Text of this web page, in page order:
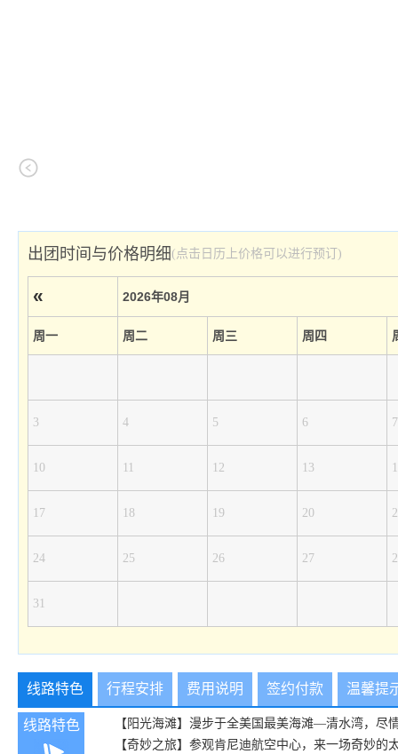
出团时间与价格明细(点击日历上价格可以进行预订)
« 2026年08月
周一 周二 周三 周四
3 4 5 6 7
10 11 12 13
17 18 19 20
24 25 26 27
31
线路特色 行程安排 费用说明 签约付款 温馨提
线路特色
【阳光海滩】漫步于全美国最美海滩—清水湾，尽
【奇妙之旅】参观肯尼迪航空中心，来一场奇妙的